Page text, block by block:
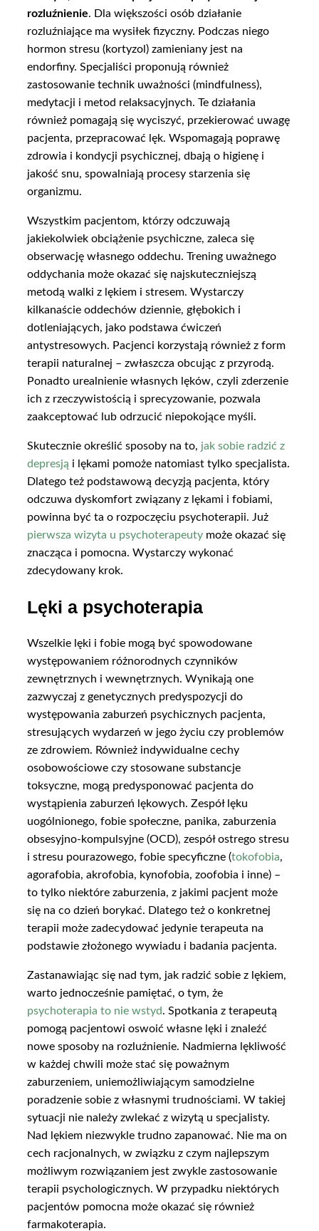
rozluźnienie. Dla większości osób działanie
rozluźniające ma wysiłek fizyczny. Podczas niego
hormon stresu (kortyzol) zamieniany jest na
endorfiny. Specjaliści proponują również
zastosowanie technik uważności (mindfulness),
medytacji i metod relaksacyjnych. Te działania
również pomagają się wyciszyć, przekierować uwagę
pacjenta, przepracować lęk. Wspomagają poprawę
zdrowia i kondycji psychicznej, dbają o higienę i
jakość snu, spowalniają procesy starzenia się
organizmu.
Wszystkim pacjentom, którzy odczuwają
jakiekolwiek obciążenie psychiczne, zaleca się
obserwację własnego oddechu. Trening uważnego
oddychania może okazać się najskuteczniejszą
metodą walki z lękiem i stresem. Wystarczy
kilkanaście oddechów dziennie, głębokich i
dotleniających, jako podstawa ćwiczeń
antystresowych. Pacjenci korzystają również z form
terapii naturalnej – zwłaszcza obcując z przyrodą.
Ponadto urealnienie własnych lęków, czyli zderzenie
ich z rzeczywistością i sprecyzowanie, pozwala
zaakceptować lub odrzucić niepokojące myśli.
Skutecznie określić sposoby na to, jak sobie radzić z
depresją i lękami pomoże natomiast tylko specjalista.
Dlatego też podstawową decyzją pacjenta, który
odczuwa dyskomfort związany z lękami i fobiami,
powinna być ta o rozpoczęciu psychoterapii. Już
pierwsza wizyta u psychoterapeuty może okazać się
znacząca i pomocna. Wystarczy wykonać
zdecydowany krok.
Lęki a psychoterapia
Wszelkie lęki i fobie mogą być spowodowane
występowaniem różnorodnych czynników
zewnętrznych i wewnętrznych. Wynikają one
zazwyczaj z genetycznych predyspozycji do
występowania zaburzeń psychicznych pacjenta,
stresujących wydarzeń w jego życiu czy problemów
ze zdrowiem. Również indywidualne cechy
osobowościowe czy stosowane substancje
toksyczne, mogą predysponować pacjenta do
wystąpienia zaburzeń lękowych. Zespół lęku
uogólnionego, fobie społeczne, panika, zaburzenia
obsesyjno-kompulsyjne (OCD), zespół ostrego stresu
i stresu pourazowego, fobie specyficzne (tokofobia,
agorafobia, akrofobia, kynofobia, zoofobia i inne) –
to tylko niektóre zaburzenia, z jakimi pacjent może
się na co dzień borykać. Dlatego też o konkretnej
terapii może zadecydować jedynie terapeuta na
podstawie złożonego wywiadu i badania pacjenta.
Zastanawiając się nad tym, jak radzić sobie z lękiem,
warto jednocześnie pamiętać, o tym, że
psychoterapia to nie wstyd. Spotkania z terapeutą
pomogą pacjentowi oswoić własne lęki i znaleźć
nowe sposoby na rozluźnienie. Nadmierna lękliwość
w każdej chwili może stać się poważnym
zaburzeniem, uniemożliwiającym samodzielne
poradzenie sobie z własnymi trudnościami. W takiej
sytuacji nie należy zwlekać z wizytą u specjalisty.
Nad lękiem niezwykle trudno zapanować. Nie ma on
cech racjonalnych, w związku z czym najlepszym
możliwym rozwiązaniem jest zwykle zastosowanie
terapii psychologicznych. W przypadku niektórych
pacjentów pomocna może okazać się również
farmakoterapia.